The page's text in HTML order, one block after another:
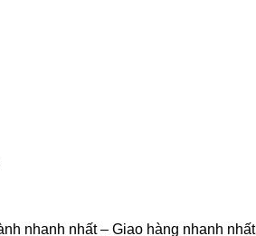
nhanh nhất – Giao hàng nhanh nhất